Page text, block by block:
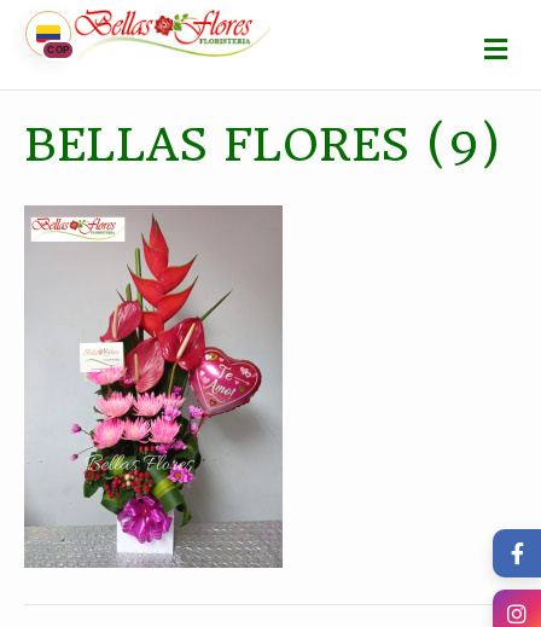
COP M
E
N
BELLAS FLORES (9)